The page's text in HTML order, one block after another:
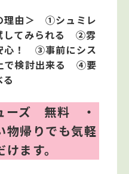
理由＞ ①シュミレ
してみられる ②雰
心！ ③事前にシス
で検討出来る ④要
ーズ 無料 ・
帰りでも気軽
ます。